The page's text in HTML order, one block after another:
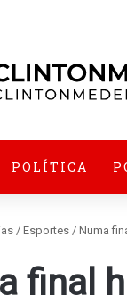
POLÍTICA
/ Esportes / Numa
final